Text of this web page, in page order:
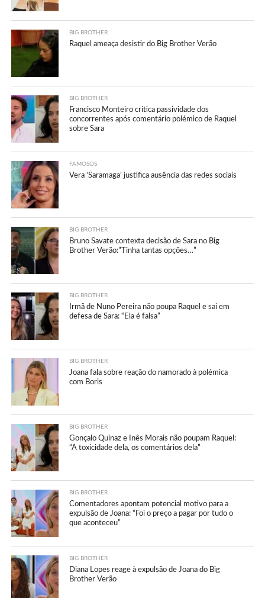
BIG BROTHER
Raquel ameaça desistir do Big Brother Verão
BIG BROTHER
Francisco Monteiro critica passividade dos
concorrentes após comentário polémico de Raquel
sobre Sara
FAMOSOS
Vera ‘Saramaga’ justifica ausência das redes sociais
BIG BROTHER
Bruno Savate contexta decisão de Sara no Big
Brother Verão:”Tinha tantas opções…”
BIG BROTHER
Irmã de Nuno Pereira não poupa Raquel e sai em
defesa de Sara: “Ela é falsa”
BIG BROTHER
Joana fala sobre reação do namorado à polémica
com Boris
BIG BROTHER
Gonçalo Quinaz e Inês Morais não poupam Raquel:
“A toxicidade dela, os comentários dela”
BIG BROTHER
Comentadores apontam potencial motivo para a
expulsão de Joana: “Foi o preço a pagar por tudo o
que aconteceu”
BIG BROTHER
Diana Lopes reage à expulsão de Joana do Big
Brother Verão